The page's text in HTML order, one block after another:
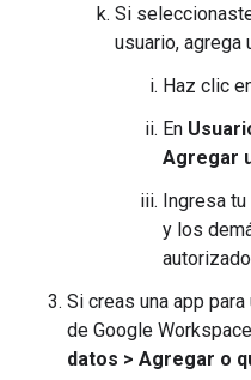
Si
usuario, agrega
Haz clic
En
Agregar
Ingresa
y los
Si creas una app
de Google
datos > Agregar o